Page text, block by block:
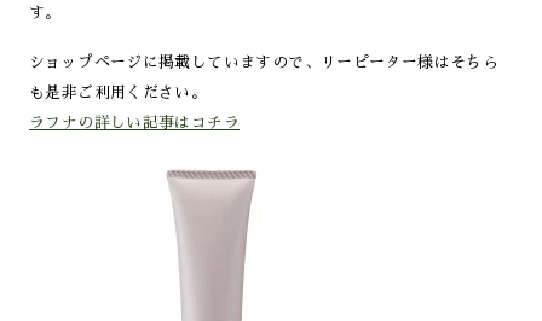
す。
ショップページに掲載していますので、リーピーター様はそちら
も是非ご利用ください。
ラフナの詳しい記事はコチラ